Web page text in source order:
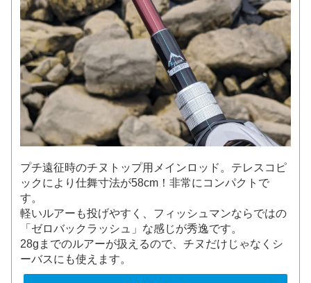
プチ遠征時のチヌトップ用メインロッド。テレスコピ
ックにより仕舞寸法が58cm！非常にコンパクトで
す。
軽いルアーも投げやすく、フィッシュマンならではの
「ゼロバックラッシュ」な感じが秀逸です。
28gまでのルアーが扱えるので、チヌだけじゃなくシ
ーバスにも使えます。